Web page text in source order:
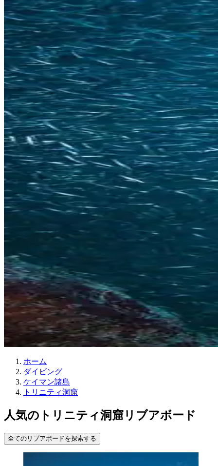
ホーム
ダイビング
ケイマン諸島
トリニティ洞窟
人気のトリニティ洞窟リブアボード
全てのリブアボードを探索する